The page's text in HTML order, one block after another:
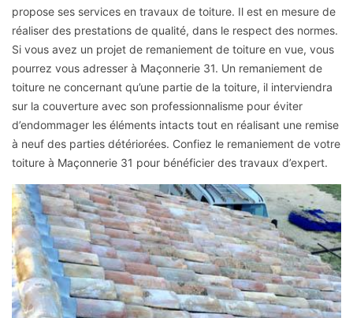
propose ses services en travaux de toiture. Il est en mesure de
réaliser des prestations de qualité, dans le respect des normes.
Si vous avez un projet de remaniement de toiture en vue, vous
pourrez vous adresser à Maçonnerie 31. Un remaniement de
toiture ne concernant qu’une partie de la toiture, il interviendra
sur la couverture avec son professionnalisme pour éviter
d’endommager les éléments intacts tout en réalisant une remise
à neuf des parties détériorées. Confiez le remaniement de votre
toiture à Maçonnerie 31 pour bénéficier des travaux d’expert.